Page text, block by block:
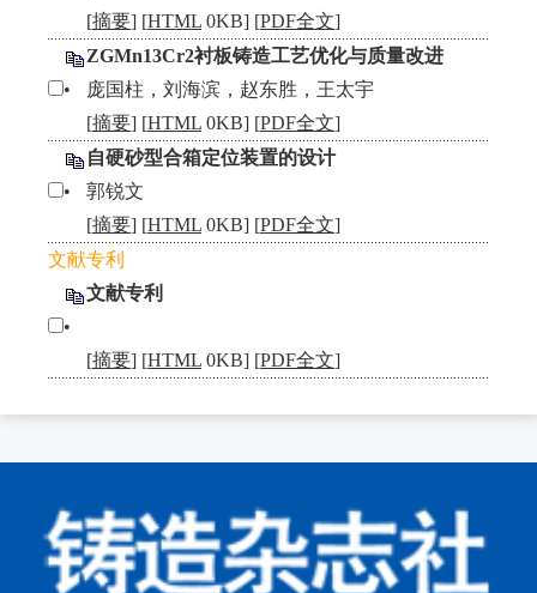
[摘要] [HTML 0KB] [PDF全文]
ZGMn13Cr2衬板铸造工艺优化与质量改进
•
庞国柱，刘海滨，赵东胜，王太宇
[摘要] [HTML 0KB] [PDF全文]
自硬砂型合箱定位装置的设计
•
郭锐文
[摘要] [HTML 0KB] [PDF全文]
文献专利
文献专利
•
[摘要] [HTML 0KB] [PDF全文]